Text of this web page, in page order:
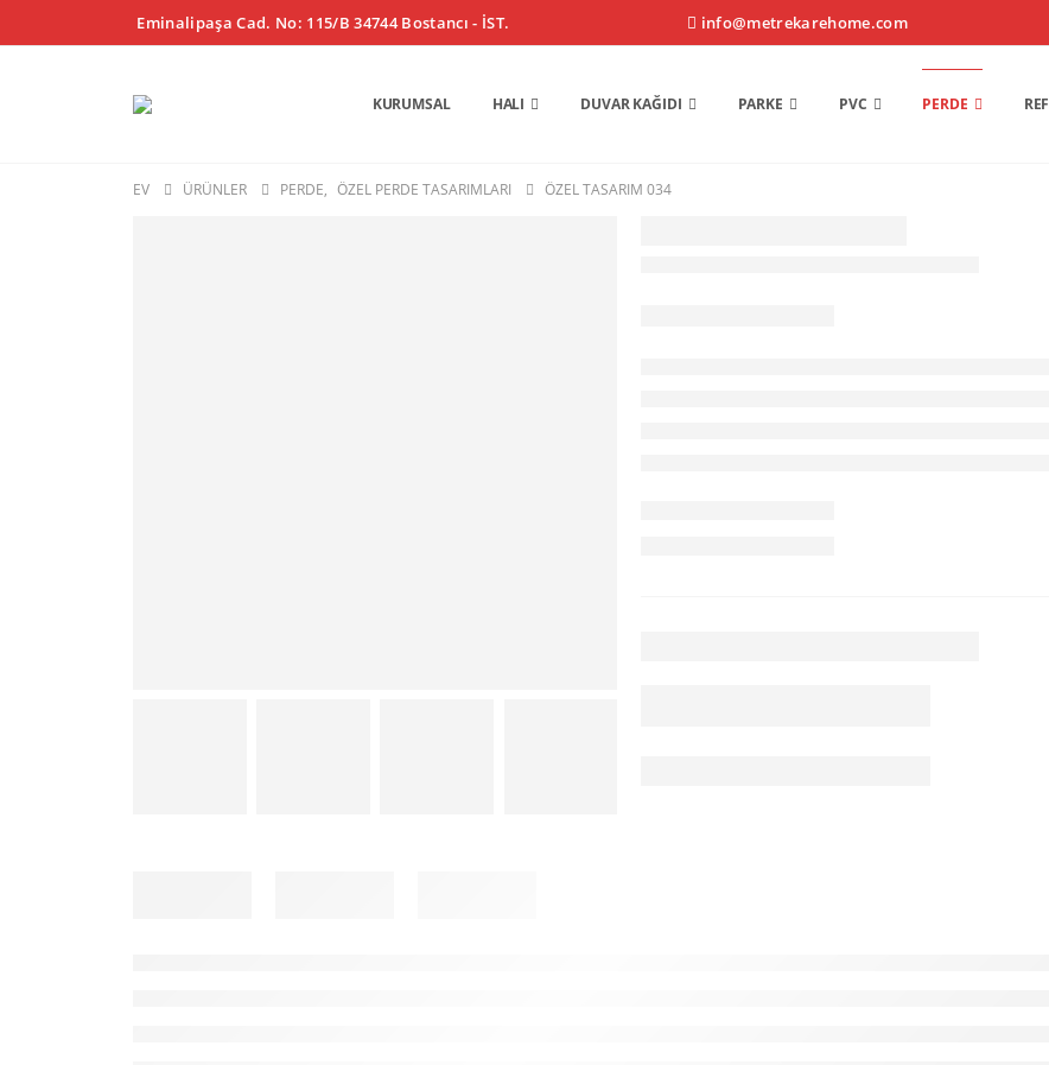
Eminalipaşa Cad. No: 115/B 34744 Bostancı - İST. info@metrekarehome.com
KURUMSAL HALI DUVAR KAĞIDI PARKE PVC PERDE
EV ÜRÜNLER PERDE, ÖZEL PERDE TASARIMLARI ÖZEL TASARIM 034